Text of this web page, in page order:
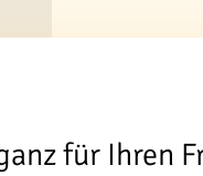
für Ihren